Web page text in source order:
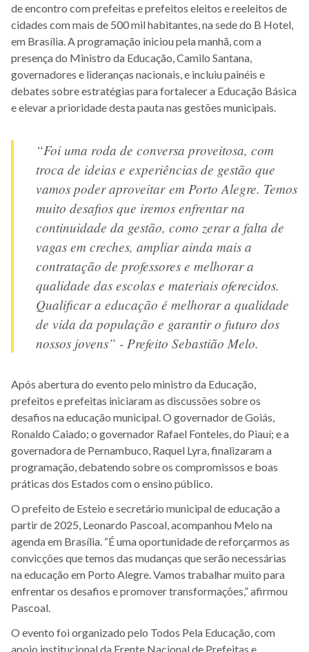
de encontro com prefeitas e prefeitos eleitos e reeleitos de
cidades com mais de 500 mil habitantes, na sede do B Hotel,
em Brasília. A programação iniciou pela manhã, com a
presença do Ministro da Educação, Camilo Santana,
governadores e lideranças nacionais, e incluiu painéis e
debates sobre estratégias para fortalecer a Educação Básica
e elevar a prioridade desta pauta nas gestões municipais.
“Foi uma roda de conversa proveitosa, com
troca de ideias e experiências de gestão que
vamos poder aproveitar em Porto Alegre. Temos
muito desafios que iremos enfrentar na
continuidade da gestão, como zerar a falta de
vagas em creches, ampliar ainda mais a
contratação de professores e melhorar a
qualidade das escolas e materiais oferecidos.
Qualificar a educação é melhorar a qualidade
de vida da população e garantir o futuro dos
nossos jovens” - Prefeito Sebastião Melo.
Após abertura do evento pelo ministro da Educação,
prefeitos e prefeitas iniciaram as discussões sobre os
desafios na educação municipal. O governador de Goiás,
Ronaldo Caiado; o governador Rafael Fonteles, do Piauí; e a
governadora de Pernambuco, Raquel Lyra, finalizaram a
programação, debatendo sobre os compromissos e boas
práticas dos Estados com o ensino público.
O prefeito de Esteio e secretário municipal de educação a
partir de 2025, Leonardo Pascoal, acompanhou Melo na
agenda em Brasília. “É uma oportunidade de reforçarmos as
convicções que temos das mudanças que serão necessárias
na educação em Porto Alegre. Vamos trabalhar muito para
enfrentar os desafios e promover transformações,” afirmou
Pascoal.
O evento foi organizado pelo Todos Pela Educação, com
apoio institucional da Frente Nacional de Prefeitas e